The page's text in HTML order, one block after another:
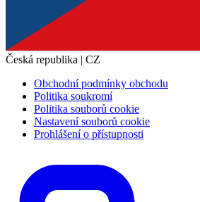
Česká republika | CZ
Obchodní podmínky obchodu
Politika soukromí
Politika souborů cookie
Nastavení souborů cookie
Prohlášení o přístupnosti